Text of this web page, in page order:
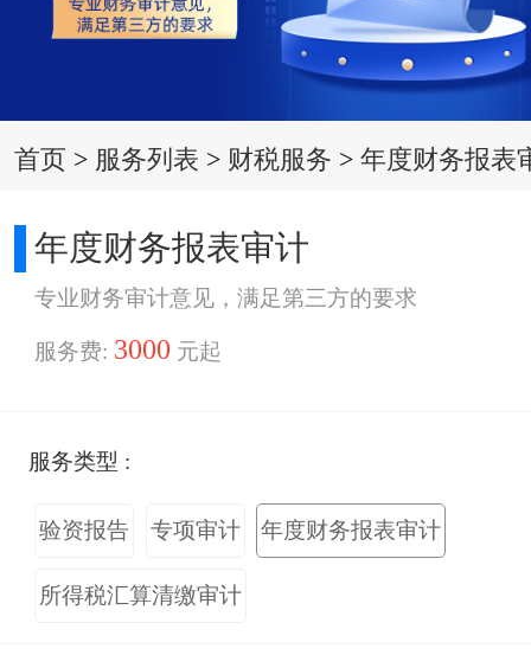
首页 > 服务列表 > 财税服务 >年度财务报表
年度财务报表审计
专业财务审计意见，满足第三方的要求
服务费: 3000 元起
服务类型 :
验资报告 专项审计 年度财务报表审计
所得税汇算清缴审计